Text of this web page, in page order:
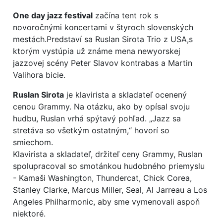
One day jazz festival začína tent rok s
novoročnými koncertami v štyroch slovenských
mestách.Predstaví sa Ruslan Sirota Trio z USA,s
ktorým vystúpia už známe mena newyorskej
jazzovej scény Peter Slavov kontrabas a Martin
Valihora bicie.
Ruslan Sirota je klavirista a skladateľ ocenený
cenou Grammy. Na otázku, ako by opísal svoju
hudbu, Ruslan vrhá spýtavý pohľad. „Jazz sa
stretáva so všetkým ostatným,“ hovorí so
smiechom.
Klavirista a skladateľ, držiteľ ceny Grammy, Ruslan
spolupracoval so smotánkou hudobného priemyslu
- Kamaši Washington, Thundercat, Chick Corea,
Stanley Clarke, Marcus Miller, Seal, Al Jarreau a Los
Angeles Philharmonic, aby sme vymenovali aspoň
niektoré.